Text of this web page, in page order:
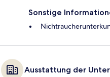
Sonstige
Ausstattung der